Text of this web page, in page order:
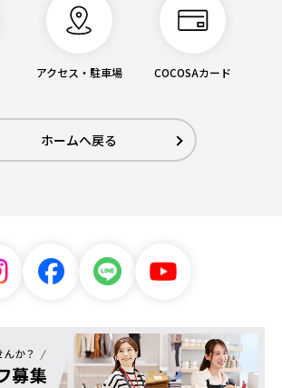
アクセス・駐車場 COCOSAカード
ホームへ戻る